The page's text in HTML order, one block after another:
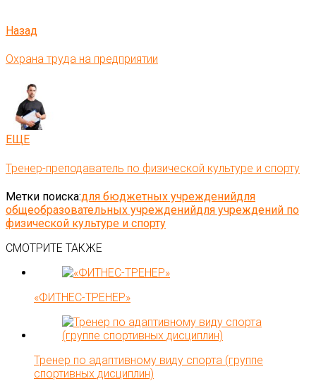
Назад
Охрана труда на предприятии
ЕЩЕ
Тренер-преподаватель по физической культуре и спорту
Метки поиска:для бюджетных учрежденийдля
общеобразовательных учрежденийдля учреждений по
физической культуре и спорту
СМОТРИТЕ ТАКЖЕ
«ФИТНЕС-ТРЕНЕР»
Тренер по адаптивному виду спорта (группе
спортивных дисциплин)